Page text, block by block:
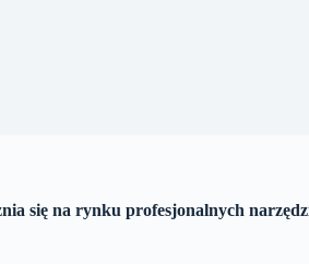
się na rynku profesjonalnych